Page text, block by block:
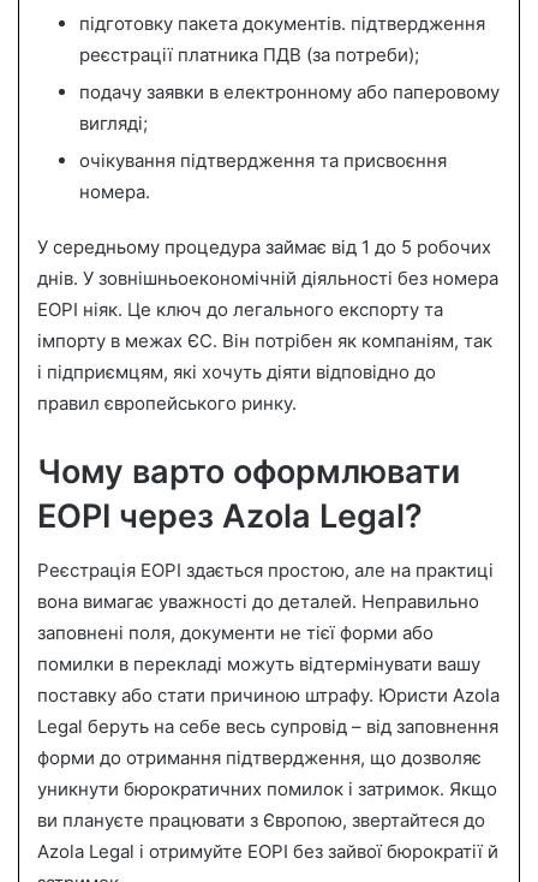
підготовку пакета документів. підтвердження
реєстрації платника ПДВ (за потреби);
подачу заявки в електронному або паперовому
вигляді;
очікування підтвердження та присвоєння
номера.
У середньому процедура займає від 1 до 5 робочих
днів. У зовнішньоекономічній діяльності без номера
ЕОРІ ніяк. Це ключ до легального експорту та
імпорту в межах ЄС. Він потрібен як компаніям, так
і підприємцям, які хочуть діяти відповідно до
правил європейського ринку.
Чому варто оформлювати
ЕОРІ через Azola Legal?
Реєстрація ЕОРІ здається простою, але на практиці
вона вимагає уважності до деталей. Неправильно
заповнені поля, документи не тієї форми або
помилки в перекладі можуть відтермінувати вашу
поставку або стати причиною штрафу. Юристи Azola
Legal беруть на себе весь супровід – від заповнення
форми до отримання підтвердження, що дозволяє
уникнути бюрократичних помилок і затримок. Якщо
ви плануєте працювати з Європою, звертайтеся до
Azola Legal і отримуйте ЕОРІ без зайвої бюрократії й